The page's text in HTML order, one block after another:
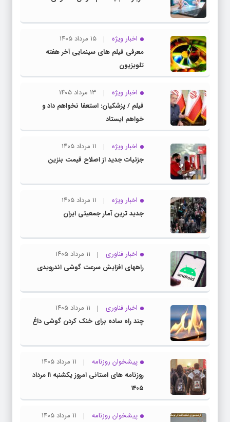
اخبار ویژه
۱۵ مرداد ۱۴۰۵
معرفی فیلم های سینمایی آخر هفته
تلویزیون
اخبار ویژه
۱۳ مرداد ۱۴۰۵
فیلم / پزشکیان: استعفا نخواهم داد و
خواهم ایستاد
اخبار ویژه
۱۱ مرداد ۱۴۰۵
جزئیات جدید از اصلاح قیمت بنزین
اخبار ویژه
۱۱ مرداد ۱۴۰۵
جدید ترین آمار جمعیتی ایران
اخبار فناوری
۱۱ مرداد ۱۴۰۵
راههای افزایش سرعت گوشی اندرویدی
اخبار فناوری
۱۱ مرداد ۱۴۰۵
چند راه‌ ساده برای خنک کردن گوشی داغ
پیشخوان روزنامه
۱۱ مرداد ۱۴۰۵
روزنامه های استانی امروز یکشنبه ۱۱ مرداد
۱۴۰۵
پیشخوان روزنامه
۱۱ مرداد ۱۴۰۵